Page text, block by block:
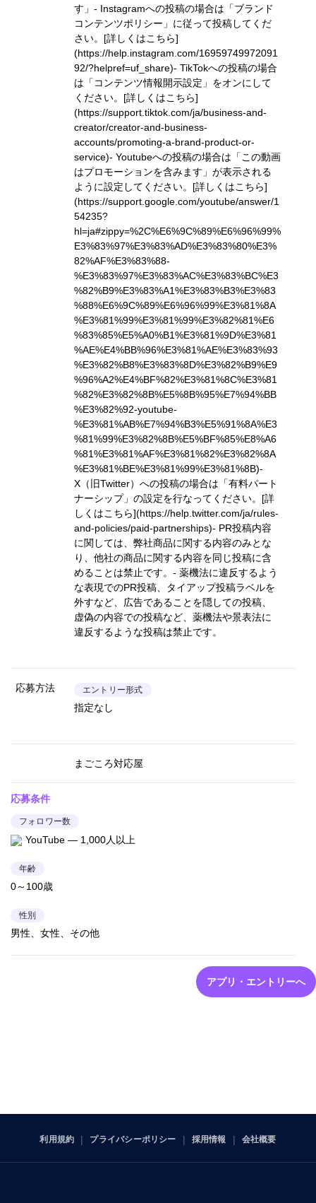
す」 - Instagramへの投稿の場合は「ブランド
コンテンツポリシー」に従って投稿してくだ
さい。 [詳しくはこちら]
(https://help.instagram.com/16959749972091
92/?helpref=uf_share)- TikTokへの投稿の場合
は「コンテンツ情報開示設定」をオンにして
ください。 [詳しくはこちら]
(https://support.tiktok.com/ja/business-and-
creator/creator-and-business-
accounts/promoting-a-brand-product-or-
service)- Youtubeへの投稿の場合は「この動画
はプロモーションを含みます」が表示される
ように設定してください。 [詳しくはこちら]
(https://support.google.com/youtube/answer/1
54235?
hl=ja#zippy=%2C%E6%9C%89%E6%96%99%
E3%83%97%E3%83%AD%E3%83%80%E3%
82%AF%E3%83%88-
%E3%83%97%E3%83%AC%E3%83%BC%E3
%82%B9%E3%83%A1%E3%83%B3%E3%83
%88%E6%9C%89%E6%96%99%E3%81%8A
%E3%81%99%E3%81%99%E3%82%81%E6
%83%85%E5%A0%B1%E3%81%9D%E3%81
%AE%E4%BB%96%E3%81%AE%E3%83%93
%E3%82%B8%E3%83%8D%E3%82%B9%E9
%96%A2%E4%BF%82%E3%81%8C%E3%81
%82%E3%82%8B%E5%8B%95%E7%94%BB
%E3%82%92-youtube-
%E3%81%AB%E7%94%B3%E5%91%8A%E3
%81%99%E3%82%8B%E5%BF%85%E8%A6
%81%E3%81%AF%E3%81%82%E3%82%8A
%E3%81%BE%E3%81%99%E3%81%8B)-
X（旧Twitter）への投稿の場合は「有料パート
ナーシップ」の設定を行なってください。 [詳
しくはこちら](https://help.twitter.com/ja/rules-
and-policies/paid-partnerships)- PR投稿内容
に関しては、弊社商品に関する内容のみとな
り、他社の商品に関する内容を同じ投稿に含
めることは禁止です。- 薬機法に違反するよう
な表現でのPR投稿、タイアップ投稿ラベルを
外すなど、広告であることを隠しての投稿、
虚偽の内容での投稿など、薬機法や景表法に
違反するような投稿は禁止です。
応募方法 エントリー形式
指定なし
まごころ対応屋
応募条件
フォロワー数
YouTube — 1,000人以上
年齢
0～100歳
性別
男性、女性、その他
アプリ・エントリーへ
利用規約 プライバシーポリシー 採用情報 会社概要